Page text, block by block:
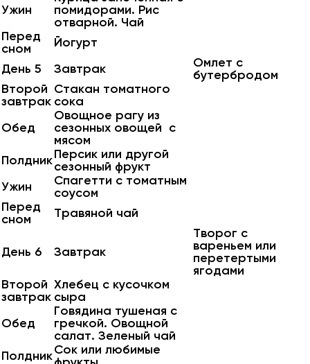
Ужин
помидорами. Рис
отварной. Чай
Перед
сном
Йогурт
День 5
Завтрак
Омлет с
бутербродом
Второй
завтрак
Стакан томатного
сока
Обед
Овощное рагу из
сезонных овощей с
мясом
ПолдникПерсик или другой
сезонный фрукт
Ужин
Спагетти с томатным
соусом
Перед
сном
Травяной чай
День 6 Завтрак
Творог с
вареньем или
перетертыми
ягодами
Второй
завтрак
Хлебец с кусочком
сыра
Обед
Говядина тушеная с
гречкой. Овощной
салат. Зеленый чай
ПолдникСок или любимые